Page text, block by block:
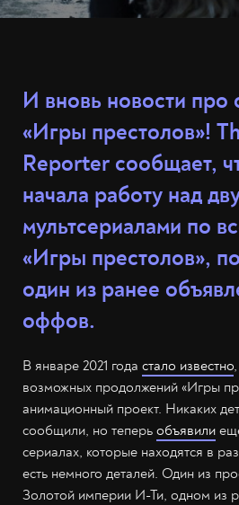
И вновь новости
«Игры престолов»!
Reporter сообщает,
начала работу над
мультсериалами по
«Игры престолов»,
один из ранее
оффов.
В январе 2021 года стало известно
возможных продолжений «Игры
анимационный проект. Никаких
сообщили, но теперь объявили
сериалах, которые находятся в
есть немного деталей. Один из
Золотой империи И-Ти, одном из